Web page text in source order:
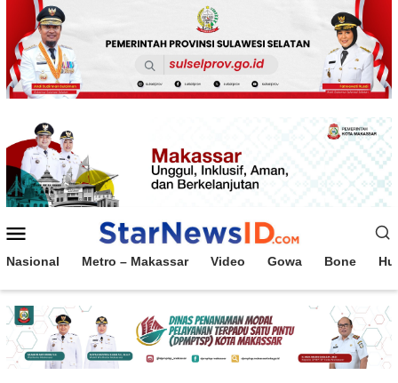
Loncat
konten
Mobile
Nasional Metro – Makassar Video Gowa Bone